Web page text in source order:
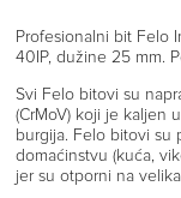
Profesionalni bit Felo
40IP, dužine 25 mm.
Svi Felo bitovi su
(CrMoV) koji je kaljen
burgija. Felo bitovi su
domaćinstvu (kuća,
jer su otporni na